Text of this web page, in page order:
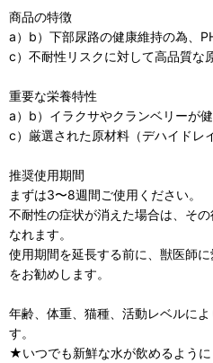
商品の特徴
a）b）下部尿路の健康維持の為、
c）不耐性リスクに対して高品質な
重要な栄養特性
a）b）イラクサやクランベリーが
c）厳選された原材料（デハイドレ
推奨使用期間
まずは3〜8週間ご使用ください。
不耐性の症状が消えた場合は、そ
なれます。
使用期間を延長する前に、獣医師
をお勧めします。
年齢、体重、猫種、活動レベルに
す。
★いつでも新鮮な水が飲めるように